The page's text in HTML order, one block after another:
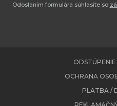
Odoslaním formulára súhlasíte so
OCHRANA
PLATBA /